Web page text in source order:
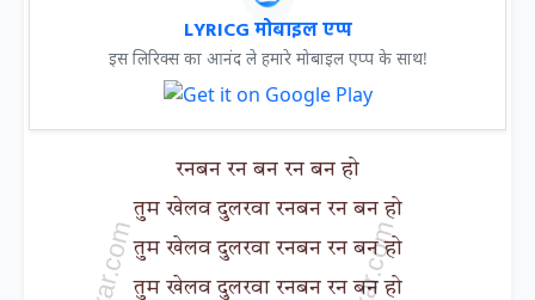
LYRICG मोबाइल एप्प
इस लिरिक्स का आनंद ले हमारे मोबाइल एप्प के साथ!
रनबन रन बन रन बन हो
तुम खेलव दुलरवा रनबन रन बन हो
तुम खेलव दुलरवा रनबन रन बन हो
तुम खेलव दुलरवा रनबन रन बन हो